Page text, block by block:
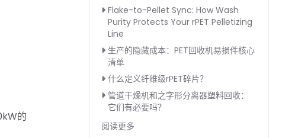
的
Flake-to-Pellet Sync: How Wash
Purity Protects Your rPET Pelletizing
Line
生产的隐藏成本：PET回收机易损件核心
清单
什么定义纤维级rPET碎片？
管道干燥机和之字形分离器塑料回收：
它们有必要吗？
阅读更多